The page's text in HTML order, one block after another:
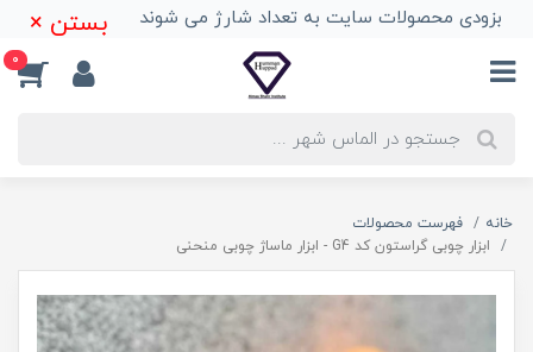
بزودی محصولات سایت به تعداد شارژ می شوند بستن ×
0
خانه
فهرست محصولات
ابزار چوبی گراستون کد G4 - ابزار ماساژ چوبی منحنی